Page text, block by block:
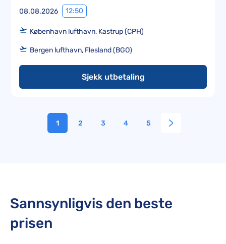
08.08.2026 12:50
København lufthavn, Kastrup (CPH)
Bergen lufthavn, Flesland (BGO)
Sjekk utbetaling
1 2 3 4 5
Sannsynligvis den beste
prisen